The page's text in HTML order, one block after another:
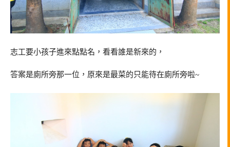
志工要小孩子進來點點名，看看誰是新來的，
答案是廁所旁那一位，原來是最菜的只能待在廁所旁啦~